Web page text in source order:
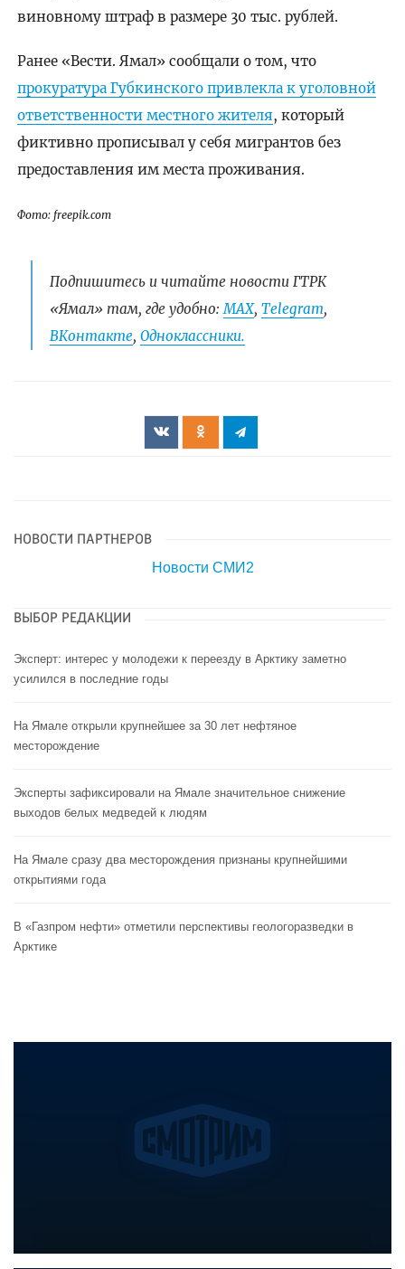
виновному штраф в размере 30 тыс. рублей.
Ранее «Вести. Ямал» сообщали о том, что
прокуратура Губкинского привлекла к уголовной
ответственности местного жителя, который
фиктивно прописывал у себя мигрантов без
предоставления им места проживания.
Фото: freepik.com
Подпишитесь и читайте новости ГТРК
«Ямал» там, где удобно: МАХ, Telegram,
ВКонтакте, Одноклассники.
НОВОСТИ ПАРТНЕРОВ
Новости СМИ2
ВЫБОР РЕДАКЦИИ
Эксперт: интерес у молодежи к переезду в Арктику заметно
усилился в последние годы
На Ямале открыли крупнейшее за 30 лет нефтяное
месторождение
Эксперты зафиксировали на Ямале значительное снижение
выходов белых медведей к людям
На Ямале сразу два месторождения признаны крупнейшими
открытиями года
В «Газпром нефти» отметили перспективы геологоразведки в
Арктике